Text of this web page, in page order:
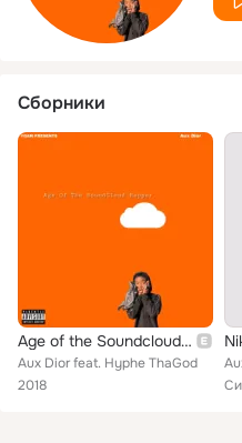
Сборники
Age of the Soundcloud Rapper
Aux Dior feat. Hyphe ThaGod
2018